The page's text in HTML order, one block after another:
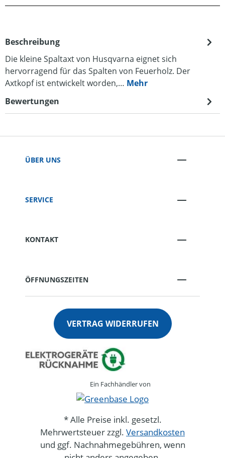
Beschreibung
Die kleine Spaltaxt von Husqvarna eignet sich
hervorragend für das Spalten von Feuerholz. Der
Axtkopf ist entwickelt worden,… Mehr
Bewertungen
ÜBER UNS
SERVICE
KONTAKT
ÖFFNUNGSZEITEN
VERTRAG WIDERRUFEN
Ein Fachhändler von
* Alle Preise inkl. gesetzl.
Mehrwertsteuer zzgl. Versandkosten
und ggf. Nachnahmegebühren, wenn